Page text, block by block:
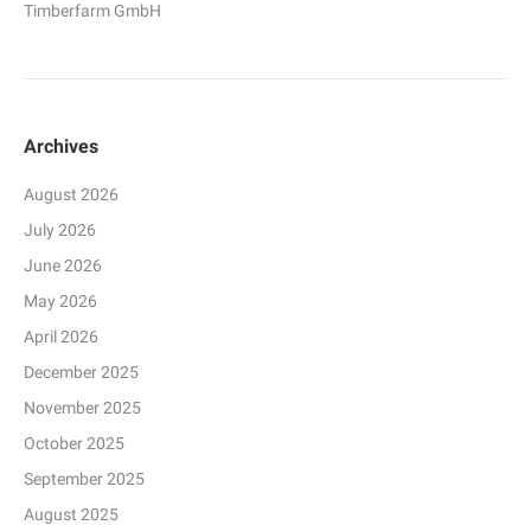
Timberfarm GmbH
Archives
August 2026
July 2026
June 2026
May 2026
April 2026
December 2025
November 2025
October 2025
September 2025
August 2025